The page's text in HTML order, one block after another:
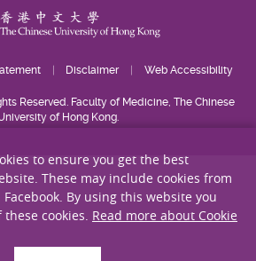
Disclaimer Web Accessibility
Reserved. Faculty of Medicine, The Chinese
of Hong Kong.
to ensure you get the best
These may include cookies from
By using this website you
cookies. Read more about Cookie